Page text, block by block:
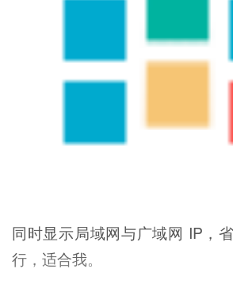
同时显示局域网与广域网 IP，
行，适合我。